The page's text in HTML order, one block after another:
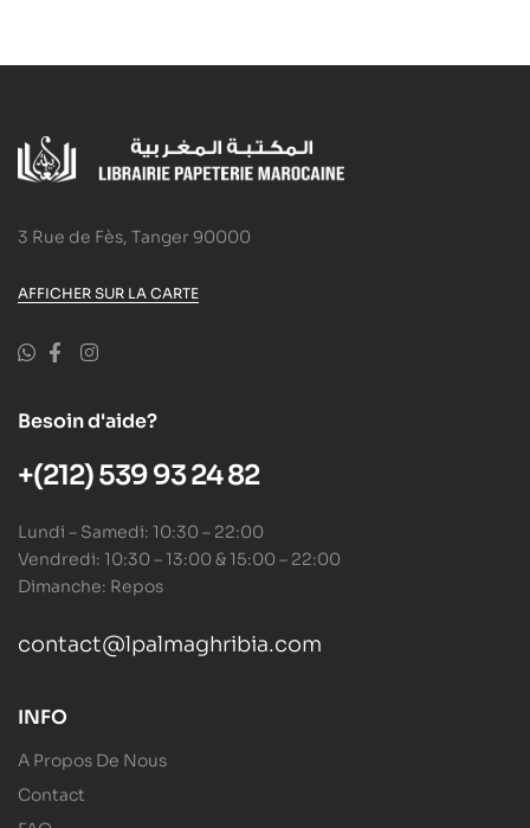
3 Rue de Fès, Tanger 90000
AFFICHER SUR LA CARTE
Besoin d'aide?
+(212) 539 93 24 82
Lundi – Samedi: 10:30 – 22:00
Vendredi: 10:30 – 13:00 & 15:00 – 22:00
Dimanche: Repos
contact@lpalmaghribia.com
INFO
A Propos De Nous
Contact